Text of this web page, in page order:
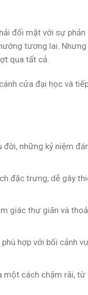
đối mặt với sự phản
tương lai. Nhưng
qua tất cả.
cửa đại học và
đời, những kỷ niệm
đặc trưng, dễ gây
giác thư giãn và
hợp với bối cảnh
một cách chậm rãi, từ